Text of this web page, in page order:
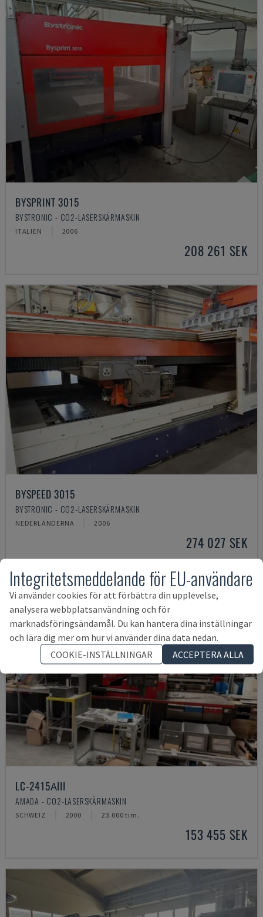
BYSPRINT 3015
BYSTRONIC - CO2-LASERSKÄRMASKIN
ITALIEN 2006
208 261 SEK
BYSPEED 3015
BYSTRONIC - CO2-LASERSKÄRMASKIN
NEDERLÄNDERNA 2006
274 027 SEK
LC-2415ΑIII
AMADA - CO2-LASERSKÄRMASKIN
SCHWEIZ 2000 23.000 tim.
153 455 SEK
Integritetsmeddelande för EU-användare
Vi använder cookies för att förbättra din upplevelse,
analysera webbplatsanvändning och för
marknadsföringsändamål. Du kan hantera dina inställningar
och lära dig mer om hur vi använder dina data nedan.
COOKIE-INSTÄLLNINGAR
ACCEPTERA ALLA